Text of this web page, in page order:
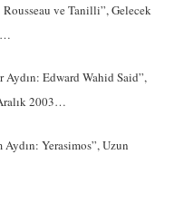
ve Tanilli”, Gelecek
Edward Wahid Said”,
2003…
Yerasimos”, Uzun